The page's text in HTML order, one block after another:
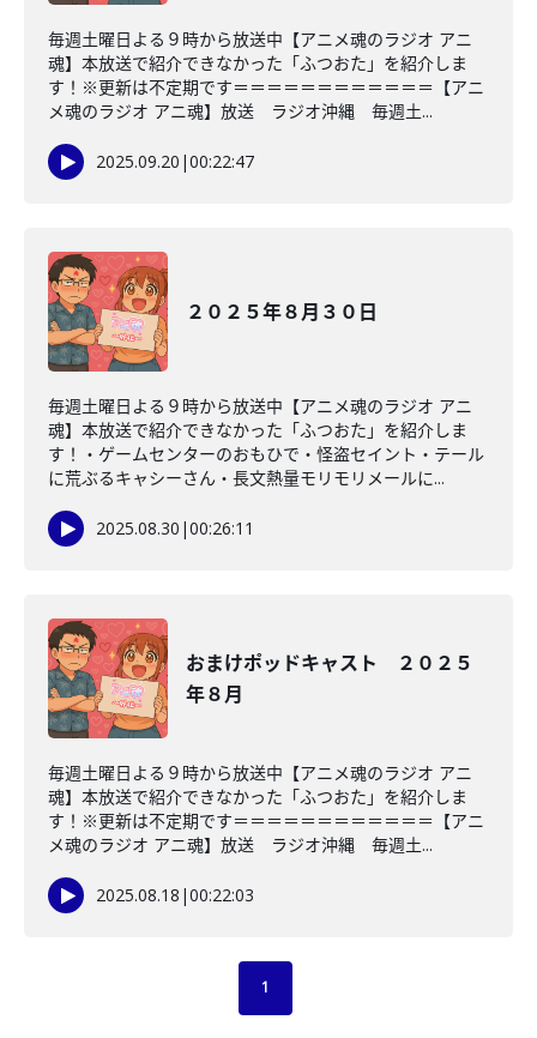
毎週土曜日よる９時から放送中【アニメ魂のラジオ アニ
魂】本放送で紹介できなかった「ふつおた」を紹介しま
す！※更新は不定期です＝＝＝＝＝＝＝＝＝＝＝＝【アニ
メ魂のラジオ アニ魂】放送 ラジオ沖縄 毎週土...
2025.09.20 |00:22:47
２０２５年８月３０日
毎週土曜日よる９時から放送中【アニメ魂のラジオ アニ
魂】本放送で紹介できなかった「ふつおた」を紹介しま
す！・ゲームセンターのおもひで・怪盗セイント・テール
に荒ぶるキャシーさん・長文熱量モリモリメールに...
2025.08.30 |00:26:11
おまけポッドキャスト ２０２５
年８月
毎週土曜日よる９時から放送中【アニメ魂のラジオ アニ
魂】本放送で紹介できなかった「ふつおた」を紹介しま
す！※更新は不定期です＝＝＝＝＝＝＝＝＝＝＝＝【アニ
メ魂のラジオ アニ魂】放送 ラジオ沖縄 毎週土...
2025.08.18 |00:22:03
1